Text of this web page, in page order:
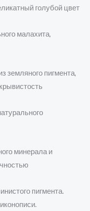
голубой цвет
малахита,
земляного пигмента,
минерала и
пигмента.